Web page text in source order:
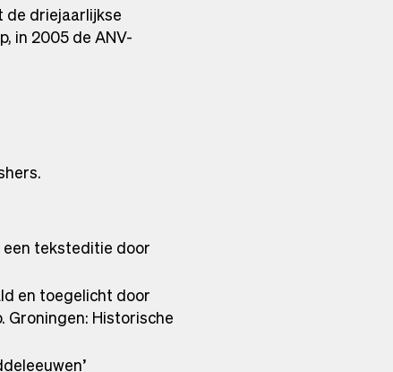
de driejaarlijkse
in 2005 de ANV-
een teksteditie door
en toegelicht door
Groningen: Historische